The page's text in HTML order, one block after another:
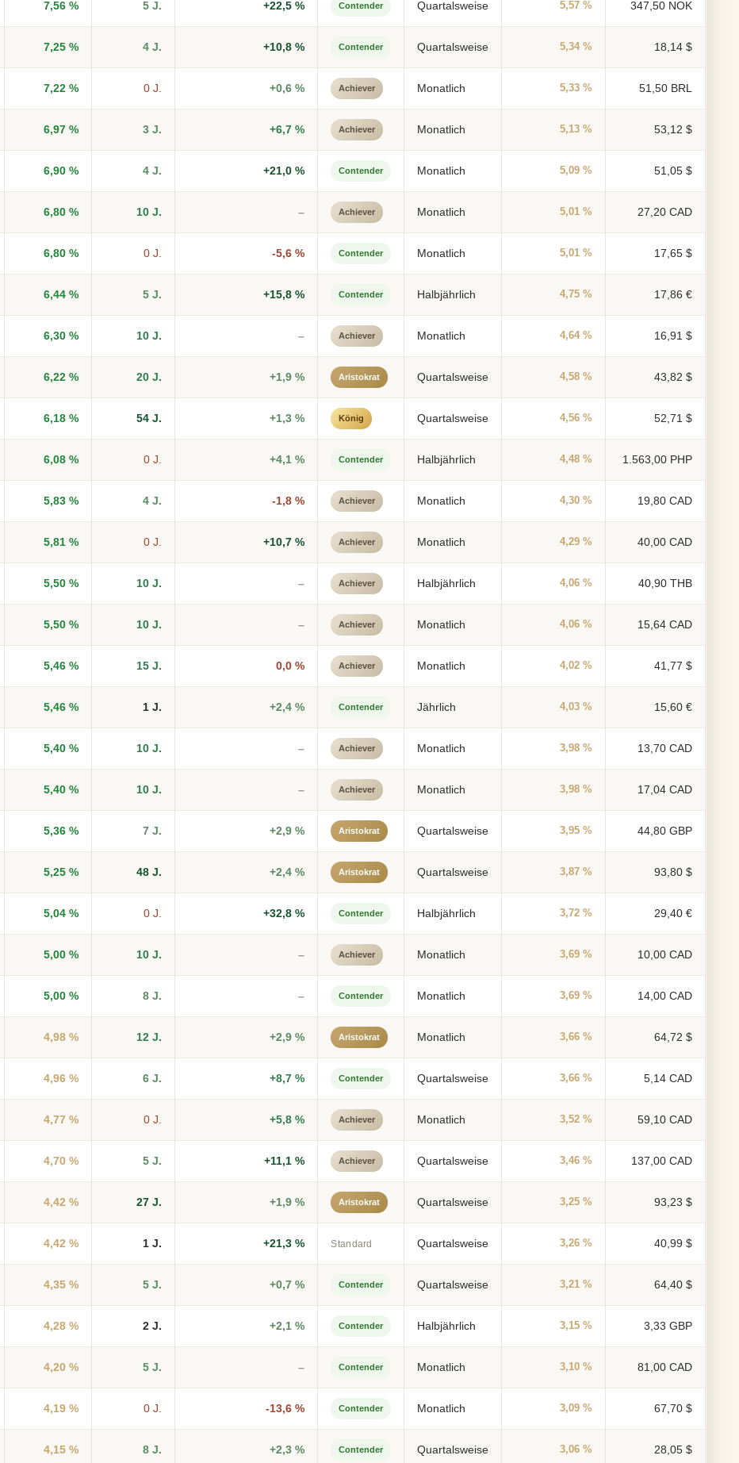
7,56 % 5 J. +22,5 % Contender Quartalsweise 5,57 % 347,50 NOK
7,25 % 4 J. +10,8 % Contender Quartalsweise 5,34 % 18,14 $
7,22 % 0 J. +0,6 % Achiever Monatlich 5,33 % 51,50 BRL
6,97 % 3 J. +6,7 % Achiever Monatlich 5,13 % 53,12 $
6,90 % 4 J. +21,0 % Contender Monatlich 5,09 % 51,05 $
6,80 % 10 J. – Achiever Monatlich 5,01 % 27,20 CAD
6,80 % 0 J. -5,6 % Contender Monatlich 5,01 % 17,65 $
6,44 % 5 J. +15,8 % Contender Halbjährlich 4,75 % 17,86 €
6,30 % 10 J. – Achiever Monatlich 4,64 % 16,91 $
6,22 % 20 J. +1,9 % Aristokrat Quartalsweise 4,58 % 43,82 $
6,18 % 54 J. +1,3 % König Quartalsweise 4,56 % 52,71 $
6,08 % 0 J. +4,1 % Contender Halbjährlich 4,48 % 1.563,00 PHP
5,83 % 4 J. -1,8 % Achiever Monatlich 4,30 % 19,80 CAD
5,81 % 0 J. +10,7 % Achiever Monatlich 4,29 % 40,00 CAD
5,50 % 10 J. – Achiever Halbjährlich 4,06 % 40,90 THB
5,50 % 10 J. – Achiever Monatlich 4,06 % 15,64 CAD
5,46 % 15 J. 0,0 % Achiever Monatlich 4,02 % 41,77 $
5,46 % 1 J. +2,4 % Contender Jährlich 4,03 % 15,60 €
5,40 % 10 J. – Achiever Monatlich 3,98 % 13,70 CAD
5,40 % 10 J. – Achiever Monatlich 3,98 % 17,04 CAD
5,36 % 7 J. +2,9 % Aristokrat Quartalsweise 3,95 % 44,80 GBP
5,25 % 48 J. +2,4 % Aristokrat Quartalsweise 3,87 % 93,80 $
5,04 % 0 J. +32,8 % Contender Halbjährlich 3,72 % 29,40 €
5,00 % 10 J. – Achiever Monatlich 3,69 % 10,00 CAD
5,00 % 8 J. – Contender Monatlich 3,69 % 14,00 CAD
4,98 % 12 J. +2,9 % Aristokrat Monatlich 3,66 % 64,72 $
4,96 % 6 J. +8,7 % Contender Quartalsweise 3,66 % 5,14 CAD
4,77 % 0 J. +5,8 % Achiever Monatlich 3,52 % 59,10 CAD
4,70 % 5 J. +11,1 % Achiever Quartalsweise 3,46 % 137,00 CAD
4,42 % 27 J. +1,9 % Aristokrat Quartalsweise 3,25 % 93,23 $
4,42 % 1 J. +21,3 % Standard Quartalsweise 3,26 % 40,99 $
4,35 % 5 J. +0,7 % Contender Quartalsweise 3,21 % 64,40 $
4,28 % 2 J. +2,1 % Contender Halbjährlich 3,15 % 3,33 GBP
4,20 % 5 J. – Contender Monatlich 3,10 % 81,00 CAD
4,19 % 0 J. -13,6 % Contender Monatlich 3,09 % 67,70 $
4,15 % 8 J. +2,3 % Contender Quartalsweise 3,06 % 28,05 $